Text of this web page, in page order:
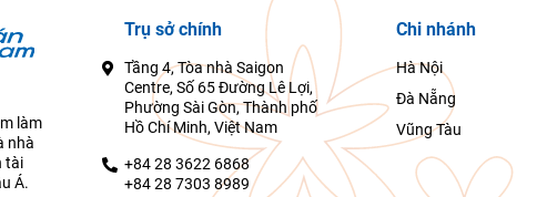
làm
nhà
tài
Á.
Trụ sở chính
Tầng 4, Tòa nhà Saigon
Centre, Số 65 Đường Lê Lợi,
Phường Sài Gòn, Thành phố
Hồ Chí Minh, Việt Nam
+84 28 3622 6868
+84 28 7303 8989
Chi nhánh
Hà Nội
Đà Nẵng
Vũng Tàu